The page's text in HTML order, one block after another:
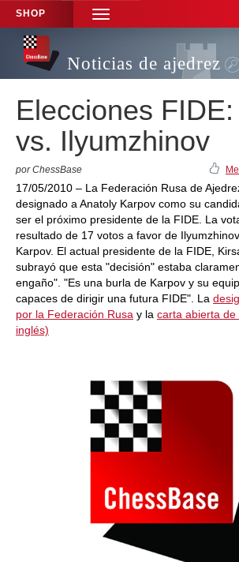
SHOP
TOGGLE
NAVIGATION
Noticias de ajedrez
Elecciones
vs. Ilyumzhinov
por ChessBase
17/05/2010 – La Federación Rusa de
designado a Anatoly Karpov como su
ser el próximo presidente de la FIDE. La
resultado de 17 votos a favor de
Karpov. El actual presidente de la FIDE,
subrayó que esta "decisión" estaba
engaño". "Es una burla de Karpov y su
capaces de dirigir una futura FIDE". La
por la Federación Rusa y la carta abierta de
inglés)